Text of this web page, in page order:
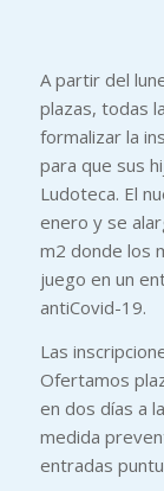
A partir del
plazas, todas
formalizar la
para que sus
Ludoteca. El
enero y se
m2 donde los
juego en un
antiCovid-19.
Las
Ofertamos
en dos días a
medida
entradas